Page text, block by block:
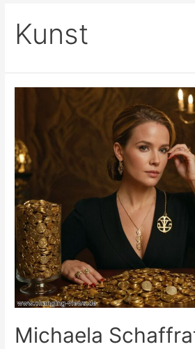
Kunst
Michaela